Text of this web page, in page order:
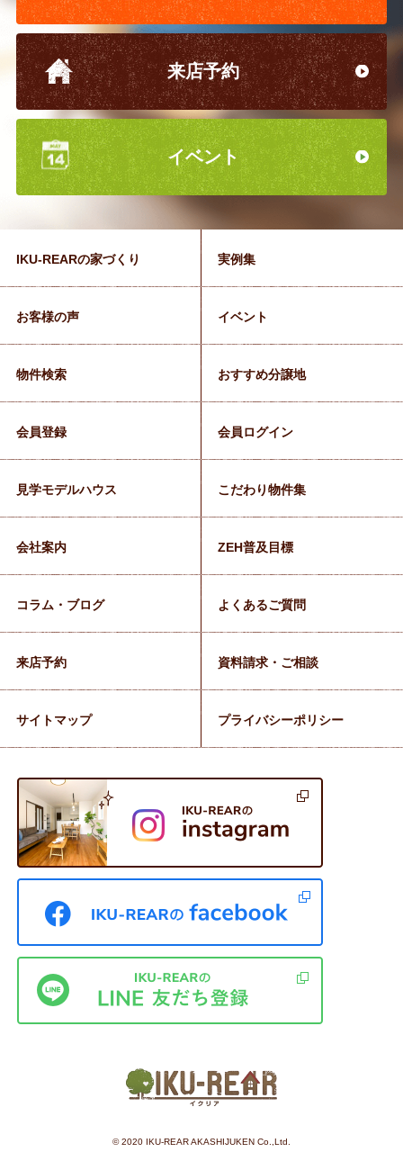
来店予約
イベント
©︎ 2020 IKU-REAR AKASHIJUKEN Co.,Ltd.
IKU-REARの家づくり 実例集
お客様の声 イベント
物件検索 おすすめ分譲地
会員登録 会員ログイン
見学モデルハウス こだわり物件集
会社案内 ZEH普及目標
コラム・ブログ よくあるご質問
来店予約 資料請求・ご相談
サイトマップ プライバシーポリシー